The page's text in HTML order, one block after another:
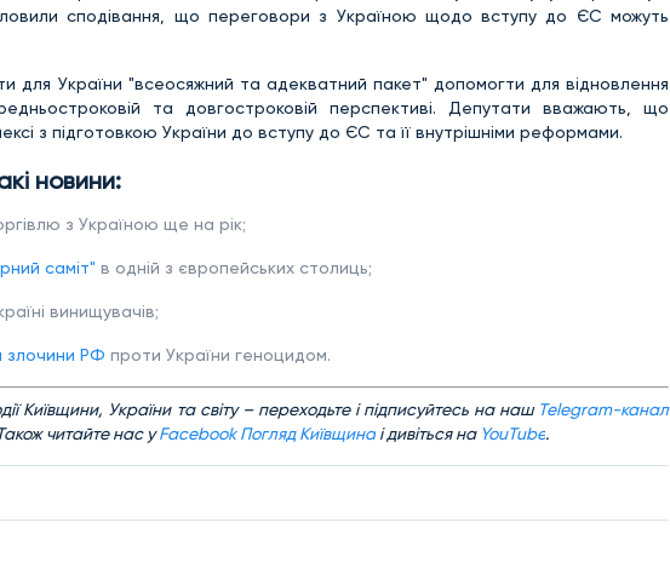
сподівання, що переговори з Україною щодо вступу до ЄС можуть
України "всеосяжний та адекватний пакет" допомогти для відновлення
та довгостроковій перспективі. Депутати вважають, що
з підготовкою України до вступу до ЄС та її внутрішніми реформами.
новини:
з Україною ще на рік;
саміт" в одній з європейських столиць;
винищувачів;
злочини РФ проти України геноцидом.
Київщини, України та світу – переходьте і підписуйтесь на наш Telegram-канал
читайте нас уFacebook Погляд Київщина і дивіться на YouTube.